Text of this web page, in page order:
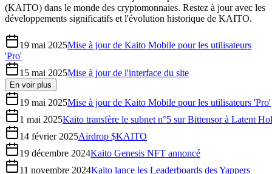
(KAITO) dans le monde des cryptomonnaies. Restez à jour avec les
développements significatifs et l'évolution historique de KAITO.
19 mai 2025Mise à jour de Kaito Mobile pour les utilisateurs
'Pro'
15 mai 2025Mise à jour de l'interface du site
En voir plus
19 mai 2025Mise à jour de Kaito Mobile pour les utilisateurs 'Pro'
1 mai 2025Kaito transfère le subnet n°5 sur Bittensor à Latent
14 février 2025Airdrop $KAITO
19 décembre 2024Kaito Genesis NFT annoncé
11 novembre 2024Kaito lance les Leaderboards des Yappers